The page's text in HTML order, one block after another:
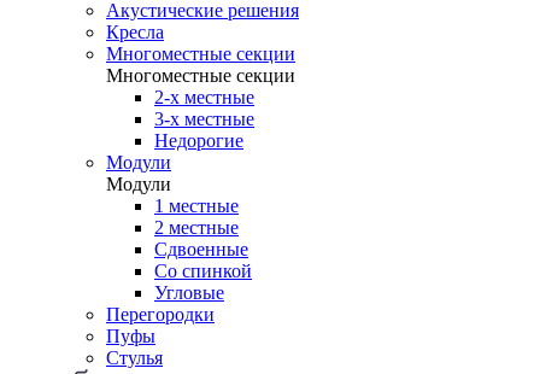
Акустические решения
Кресла
Многоместные секции
Многоместные секции
2-х местные
3-х местные
Недорогие
Модули
Модули
1 местные
2 местные
Сдвоенные
Со спинкой
Угловые
Перегородки
Пуфы
Стулья